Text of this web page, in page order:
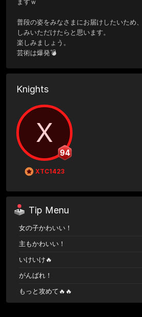
普段の姿をみなさまにお届けしたいため
しみいただけたらと思います。
楽しみましょう。
芸術は爆発💣
Knights
X
94
XTC1423
Tip Menu
女の子かわいい！
主もかわいい！
いけいけ🔥
がんばれ！
もっと攻めて🔥🔥